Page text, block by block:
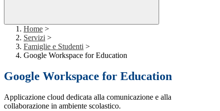
Home >
Servizi >
Famiglie e Studenti >
Google Workspace for Education
Google Workspace for Education
Applicazione cloud dedicata alla comunicazione e alla
collaborazione in ambiente scolastico.